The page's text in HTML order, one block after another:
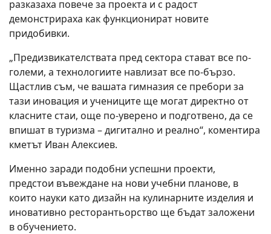
разказаха повече за проекта и с радост
демонстрираха как функционират новите
придобивки.
„Предизвикателствата пред сектора стават все по-
големи, а технологиите навлизат все по-бързо.
Щастлив съм, че вашата гимназия се пребори за
тази иновация и учениците ще могат директно от
класните стаи, още по-уверено и подготвено, да се
впишат в туризма – дигитално и реално“, коментира
кметът Иван Алексиев.
Именно заради подобни успешни проекти,
предстои въвеждане на нови учебни планове, в
които науки като дизайн на кулинарните изделия и
иновативно ресторантьорство ще бъдат заложени
в обучението.